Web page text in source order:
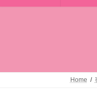
ッ
移
Home